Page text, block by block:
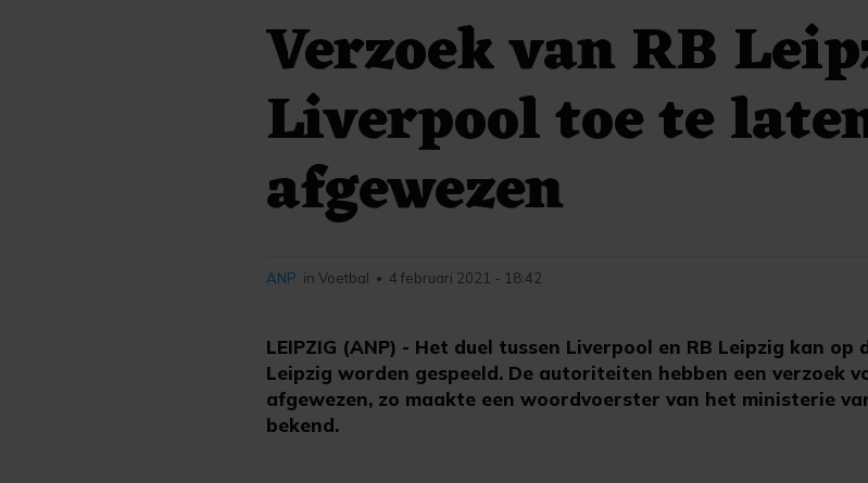
Verzoek van RB
Liverpool toe te
afgewezen
LEIPZIG (ANP) - Het duel tussen Liverpool en RB Leipzig kan
Leipzig worden gespeeld. De autoriteiten hebben een verzoek
afgewezen, zo maakte een woordvoerster van het ministerie
bekend.
ANP in Voetbal • 4 februari 2021 - 18:42